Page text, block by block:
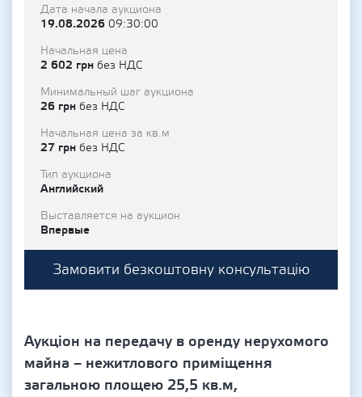
Дата начала аукциона
19.08.2026 09:30:00
Начальная цена
2 602 грн без НДС
Минимальный шаг аукциона
26 грн без НДС
Начальная цена за кв.м
27 грн без НДС
Тип аукциона
Английский
Выставляется на аукцион
Впервые
Замовити безкоштовну консультацію
Аукціон на передачу в оренду нерухомого
майна – нежитлового приміщення
загальною площею 25,5 кв.м,